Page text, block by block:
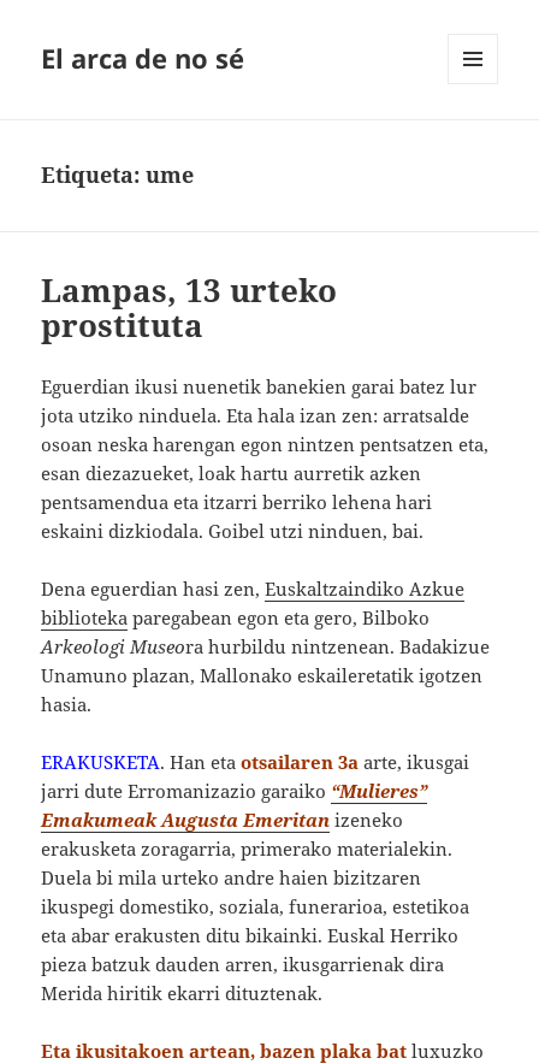
El arca de no sé
Etiqueta:ume
Lampas, 13 urteko
prostituta
Eguerdian ikusi nuenetik banekien garai batez lur
jota utziko ninduela. Eta hala izan zen: arratsalde
osoan neska harengan egon nintzen pentsatzen eta,
esan diezazueket, loak hartu aurretik azken
pentsamendua eta itzarri berriko lehena hari
eskaini dizkiodala. Goibel utzi ninduen, bai.
Dena eguerdian hasi zen,Euskaltzaindiko Azkue
biblioteka paregabean egon eta gero, Bilboko
Arkeologi Museora hurbildu nintzenean. Badakizue
Unamuno plazan, Mallonako eskaileretatik igotzen
hasia.
ERAKUSKETA. Han etaotsailaren 3a arte, ikusgai
jarri dute Erromanizazio garaiko “Mulieres”
Emakumeak Augusta Emeritan izeneko
erakusketa zoragarria, primerako materialekin.
Duela bi mila urteko andre haien bizitzaren
ikuspegi domestiko, soziala, funerarioa, estetikoa
eta abar erakusten ditu bikainki. Euskal Herriko
pieza batzuk dauden arren, ikusgarrienak dira
Merida hiritik ekarri dituztenak.
Eta ikusitakoen artean, bazen plaka bat luxuzko